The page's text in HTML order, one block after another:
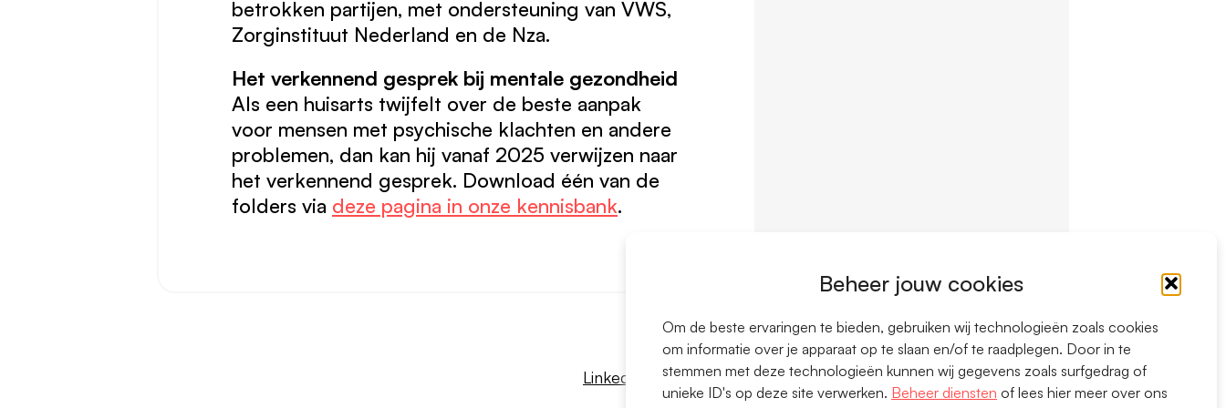
Beheer jouw cookies
Om de beste ervaringen te bieden, gebruiken wij technologieën zoals cookies
om informatie over je apparaat op te slaan en/of te raadplegen. Door in te
stemmen met deze technologieën kunnen wij gegevens zoals surfgedrag of
unieke ID's op deze site verwerken. Beheer diensten of lees hier meer over ons
betrokken partijen, met ondersteuning van VWS,
Zorginstituut Nederland en de Nza.
Het verkennend gesprek bij mentale gezondheid
Als een huisarts twijfelt over de beste aanpak
voor mensen met psychische klachten en andere
problemen, dan kan hij vanaf 2025 verwijzen naar
het verkennend gesprek. Download één van de
folders via deze pagina in onze kennisbank.
LinkedIn